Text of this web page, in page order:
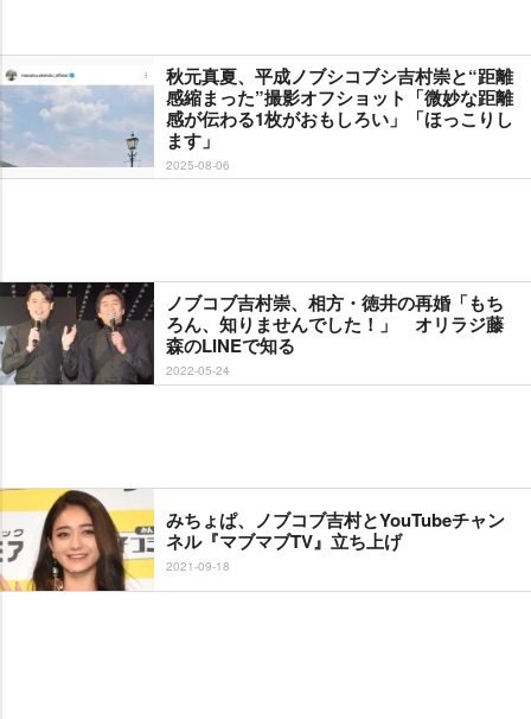
秋元真夏、平成ノブシコブシ吉村崇と“距離
感縮まった”撮影オフショット「微妙な距離
感が伝わる1枚がおもしろい」「ほっこりし
ます」
2025-08-06
ノブコブ吉村崇、相方・徳井の再婚「もち
ろん、知りませんでした！」 オリラジ藤
森のLINEで知る
2022-05-24
みちょぱ、ノブコブ吉村とYouTubeチャン
ネル『マブマブTV』立ち上げ
2021-09-18